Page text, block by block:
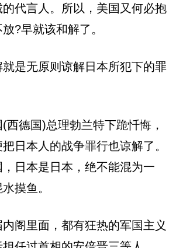
代言人。所以，美国又何必抱
?早就该和解了。
就是无原则谅解日本所犯下的罪
西德国)总理勃兰特下跪忏悔，
日本人的战争罪行也谅解了。
日本是日本，绝不能混为一
摸鱼。
内阁里面，都有狂热的军国主义